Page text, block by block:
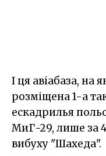
І ця авіабаза, на
розміщена 1-а
ескадрилья
МиГ-29, лише за
вибуху "Шахеда".